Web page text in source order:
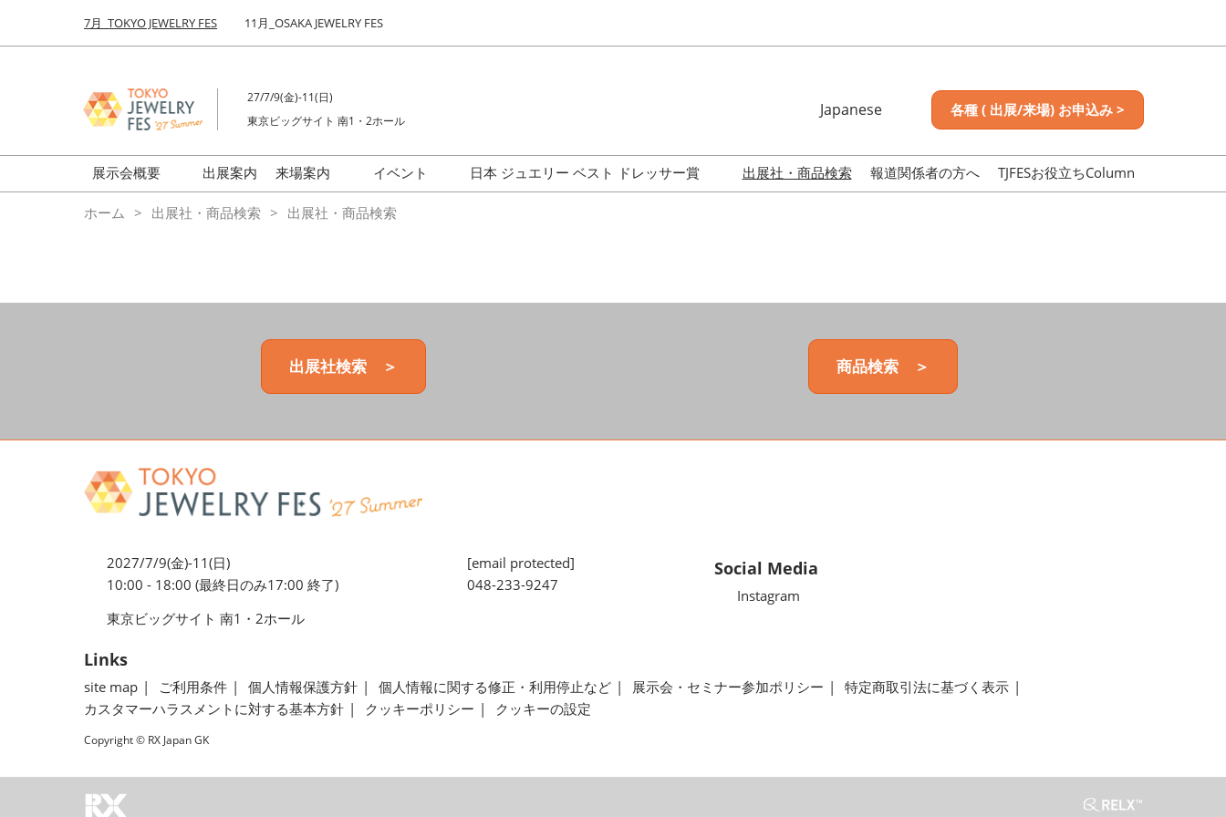
キ
し
て
む
to
7月_TOKYO JEWELRY FES 11月_OSAKA JEWELRY FES
27/7/9(金)-11(日)
東京ビッグサイト 南1・2ホール
Japanese
English
各種 ( 出展/来場) お申込み >
展示会概要
前回来場者数
ミネラル&ストーンFES
出展案内
来場案内
会場の様子
イベント
日本 ジュエリー ベスト ドレッサー賞
出展社・商品検索 報道関係者の方へ TJFESお役立ちColumn
ホーム 出展社・商品検索 出展社・商品検索
出展社検索 ＞ 商品検索 ＞
2027/7/9(金)-11(日)
10:00 - 18:00 (最終日のみ17:00 終了)
東京ビッグサイト 南1・2ホール
[email protected]
048-233-9247
Social Media
Instagram
Links
site map ご利用条件 個人情報保護方針 個人情報に関する修正・利用停止など 展示会・セミナー参加ポリシー
特定商取引法に基づく表示
カスタマーハラスメントに対する基本方針
クッキーポリシー クッキーの設定
Copyright © RX Japan GK